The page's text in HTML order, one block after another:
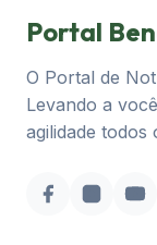
Portal
O Portal de
Levando a
agilidade todos